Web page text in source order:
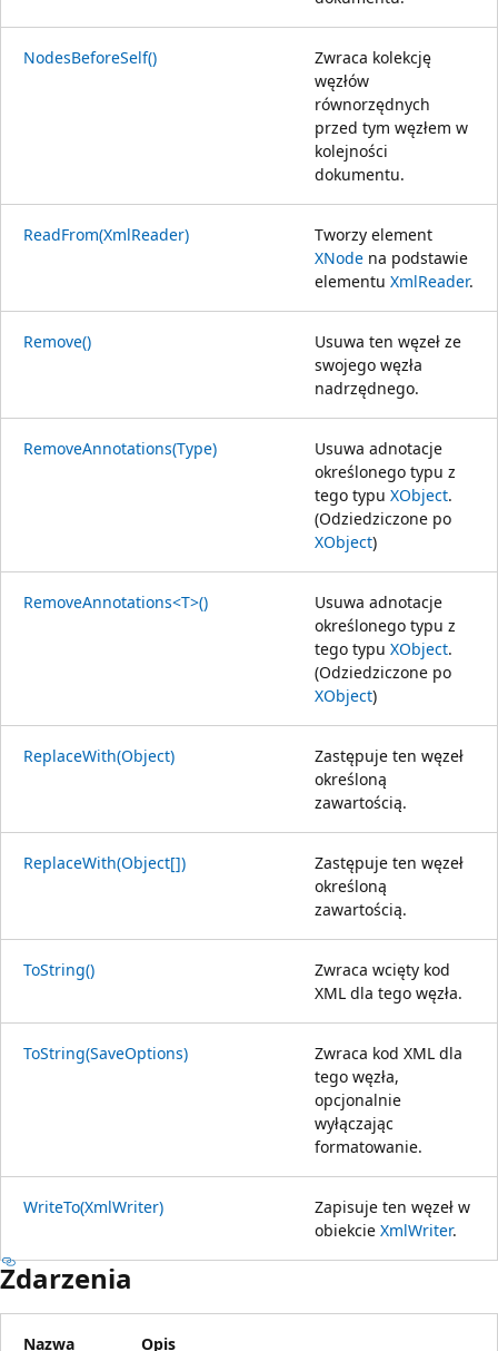
NodesBeforeSelf()
Zwraca kolekcję
węzłów
równorzędnych
przed tym węzłem w
kolejności
dokumentu.
ReadFrom(XmlReader)
Tworzy element
XNode na podstawie
elementu XmlReader.
Remove()
Usuwa ten węzeł ze
swojego węzła
nadrzędnego.
RemoveAnnotations(Type)
Usuwa adnotacje
określonego typu z
tego typu XObject.
(Odziedziczone po
XObject)
RemoveAnnotations<T>()
Usuwa adnotacje
określonego typu z
tego typu XObject.
(Odziedziczone po
XObject)
ReplaceWith(Object)
Zastępuje ten węzeł
określoną
zawartością.
ReplaceWith(Object[])
Zastępuje ten węzeł
określoną
zawartością.
ToString()
Zwraca wcięty kod
XML dla tego węzła.
ToString(SaveOptions)
Zwraca kod XML dla
tego węzła,
opcjonalnie
wyłączając
formatowanie.
WriteTo(XmlWriter)
Zapisuje ten węzeł w
obiekcie XmlWriter.
Zdarzenia
Nazwa Opis